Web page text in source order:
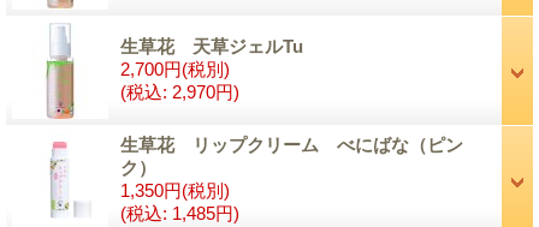
生草花 天草ジェルTu
2,700円(税別)
(税込: 2,970円)
生草花 リップクリーム べにばな（ピン
ク）
1,350円(税別)
(税込: 1,485円)